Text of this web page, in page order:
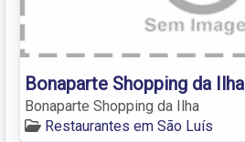
Bonaparte Shopping da Ilha
Bonaparte Shopping da Ilha
Restaurantes em São Luís